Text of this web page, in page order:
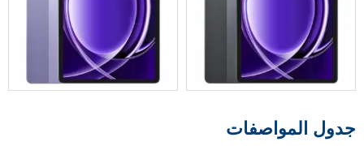
جدول المواصفات